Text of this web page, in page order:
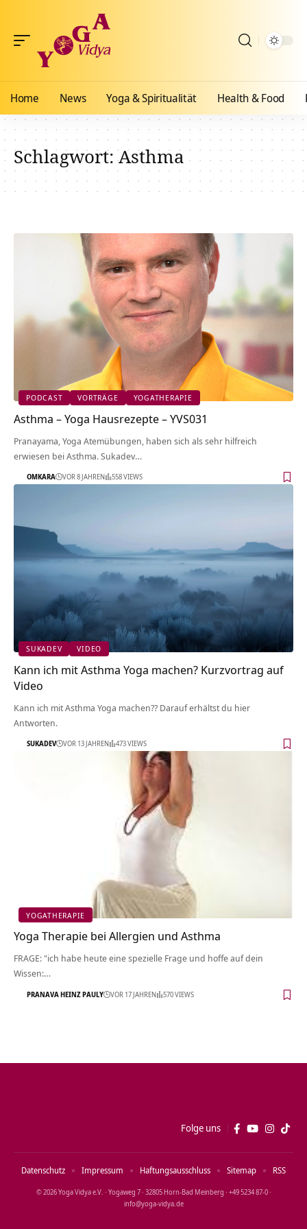
Home News Yoga & Spiritualität Health & Food
Schlagwort:Asthma
PODCAST VORTRÄGE YOGATHERAPIE
Asthma – Yoga Hausrezepte – YVS031
Pranayama, Yoga Atemübungen, haben sich als sehr hilfreich
erwiesen bei Asthma. Sukadev…
OMKARA VOR 8 JAHREN 558 VIEWS
SUKADEV VIDEO
Kann ich mit Asthma Yoga machen? Kurzvortrag auf
Video
Kann ich mit Asthma Yoga machen?? Darauf erhältst du hier
Antworten.
SUKADEV VOR 13 JAHREN 473 VIEWS
YOGATHERAPIE
Yoga Therapie bei Allergien und Asthma
FRAGE: "ich habe heute eine spezielle Frage und hoffe auf dein
Wissen:…
PRANAVA HEINZ PAULY VOR 17 JAHREN 570 VIEWS
Folge uns
© 2026 Yoga Vidya e.V. · Yogaweg 7 · 32805 Horn‑Bad Meinberg · +49 5234 87‑0 ·
info@yoga‑vidya.de
Datenschutz Impressum Haftungsausschluss Sitemap RSS